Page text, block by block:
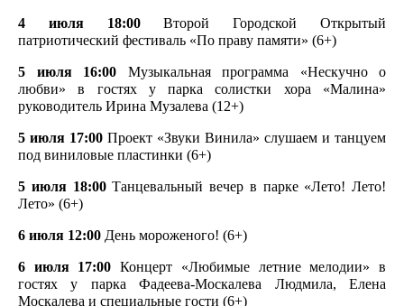
4 июля 18:00Второй Городской Открытый
патриотический фестиваль «По праву памяти» (6+)
5 июля 16:00 Музыкальная программа «Нескучно о
любви» в гостях у парка солистки хора «Малина»
руководитель Ирина Музалева (12+)
5 июля 17:00 Проект «Звуки Винила» слушаем и танцуем
под виниловые пластинки (6+)
5 июля 18:00Танцевальный вечер в парке «Лето! Лето!
Лето» (6+)
6 июля 12:00 День мороженого! (6+)
6 июля 17:00Концерт «Любимые летние мелодии» в
гостях у парка Фадеева-Москалева Людмила, Елена
Москалева и специальные гости (6+)